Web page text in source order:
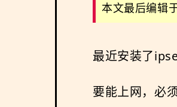
本文最后编辑
最近安装了
要能上网，必